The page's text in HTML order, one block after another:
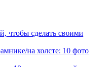
чтобы сделать своими
на холсте: 10 фото